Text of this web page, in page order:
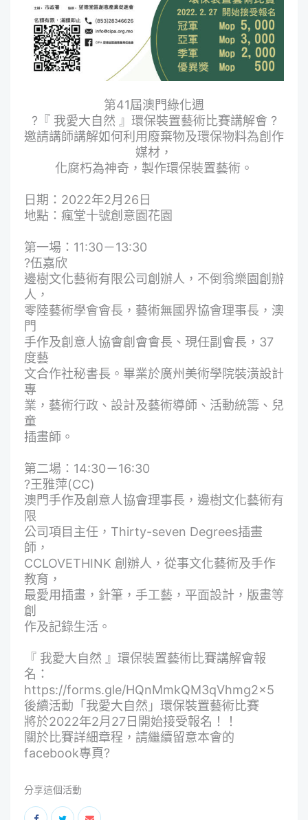
第41屆澳門綠化週
?『 我愛大自然 』環保裝置藝術比賽講解會 ?
邀請講師講解如何利用廢棄物及環保物料為創作
媒材，
化腐朽為神奇，製作環保裝置藝術。
日期：2022年2月26日
地點：瘋堂十號創意園花園
第一場：11:30－13:30
?伍嘉欣
邊樹文化藝術有限公司創辦人，不倒翁樂園創辦
人，
零陸藝術學會會長，藝術無國界協會理事長，澳
門
手作及創意人協會創會會長、現任副會長，37
度藝
文合作社秘書長。畢業於廣州美術學院裝潢設計
專
業，藝術行政、設計及藝術導師、活動統籌、兒
童
插畫師。
第二場：14:30－16:30
?王雅萍(CC)
澳門手作及創意人協會理事長，邊樹文化藝術有
限
公司項目主任，Thirty-seven Degrees插畫
師，
CCLOVETHINK 創辦人，從事文化藝術及手作
教育，
最愛用插畫，針筆，手工藝，平面設計，版畫等
創
作及記錄生活。
『 我愛大自然 』環保裝置藝術比賽講解會報
名：
https://forms.gle/HQnMmkQM3qVhmg2x5
後續活動「我愛大自然」環保裝置藝術比賽
將於2022年2月27日開始接受報名！！
關於比賽詳細章程，請繼續留意本會的
facebook專頁?
分享這個活動